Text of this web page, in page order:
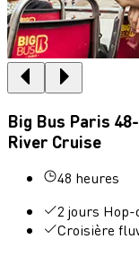
Big Bus Paris
River Cruise
48 heures
2 jours
Croisière